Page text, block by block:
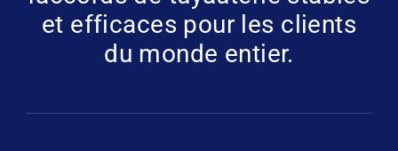
et efficaces pour les clients
du monde entier.